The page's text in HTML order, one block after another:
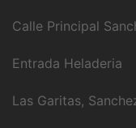
Calle Principal
Entrada Heladeria
Las Garitas,